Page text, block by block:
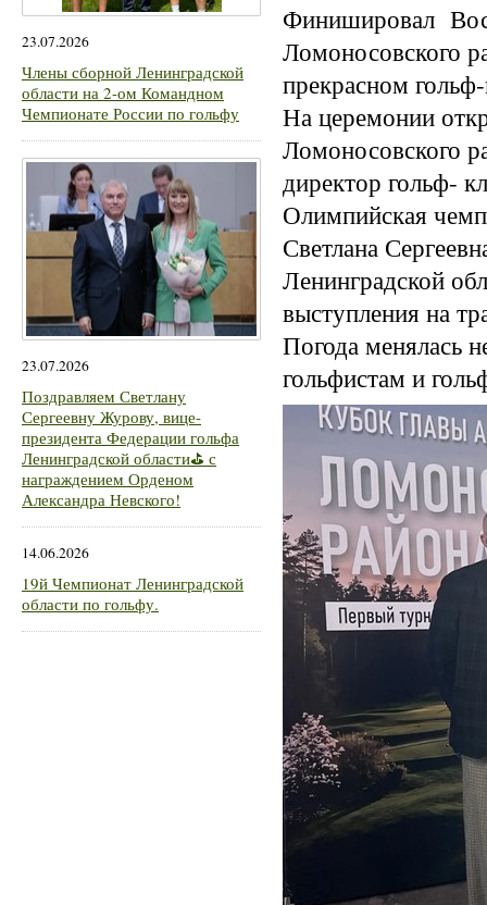
23.07.2026
Члены сборной Ленинградской
области на 2-ом Командном
Чемпионате России по гольфу
23.07.2026
Поздравляем Светлану
Сергеевну Журову, вице-
президента Федерации гольфа
Ленинградской области⛳ с
награждением Орденом
Александра Невского!
14.06.2026
19й Чемпионат Ленинградской
области по гольфу.
Финишировал
Ломоносовского
прекрасном
На церемонии
Ломоносовского
директор гольф-
Олимпийская
Светлана
Ленинградской
выступления на
Погода менялась
гольфистам и